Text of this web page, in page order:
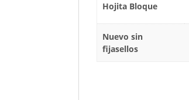
Hojita Bloque
Nuevo sin
fijasellos